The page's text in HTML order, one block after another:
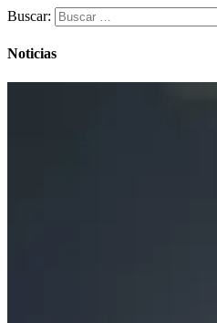
Buscar:
Noticias